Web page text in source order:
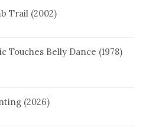
Trail (2002)
Touches Belly Dance (1978)
(2026)